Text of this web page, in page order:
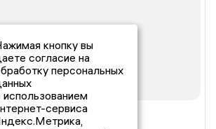
кнопку вы
согласие на
персональных
использованием
сервиса